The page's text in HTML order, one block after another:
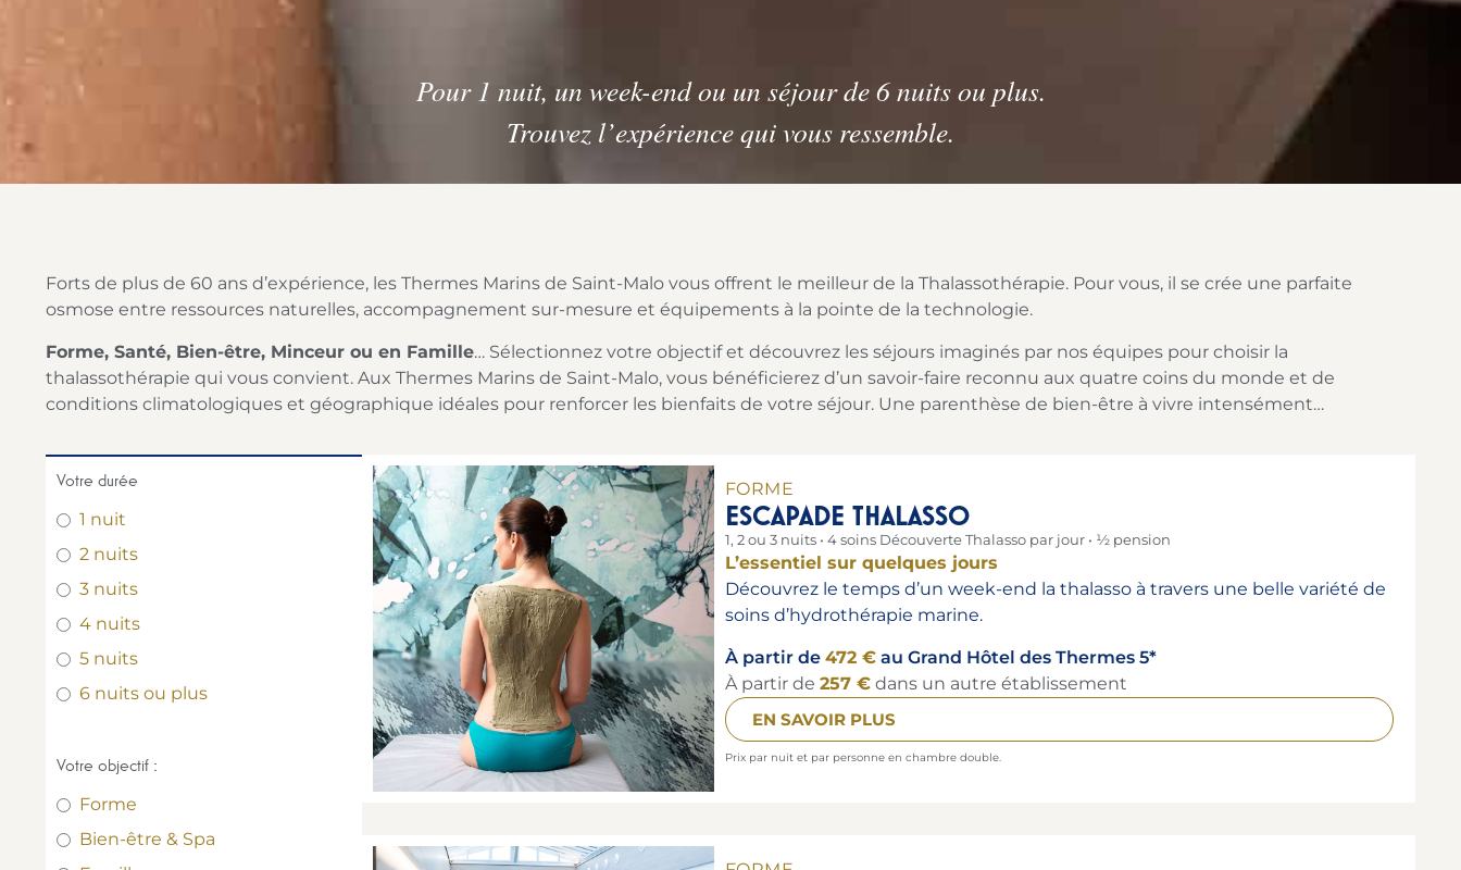
Pour 1 nuit, un week-end ou un séjour de 6 nuits ou plus.
Trouvez l’expérience qui vous ressemble.
Forts de plus de 60 ans d’expérience, les Thermes Marins de Saint-Malo vous offrent le meilleur de la Thalassothérapie. Pour vous, il se crée une parfaite
osmose entre ressources naturelles, accompagnement sur-mesure et équipements à la pointe de la technologie.
Forme, Santé, Bien-être, Minceur ou en Famille… Sélectionnez votre objectif et découvrez les séjours imaginés par nos équipes pour choisir la
thalassothérapie qui vous convient. Aux Thermes Marins de Saint-Malo, vous bénéficierez d’un savoir-faire reconnu aux quatre coins du monde et de
conditions climatologiques et géographique idéales pour renforcer les bienfaits de votre séjour. Une parenthèse de bien-être à vivre intensément…
Votre durée
1 nuit
2 nuits
3 nuits
4 nuits
5 nuits
6 nuits ou plus
Votre objectif :
Forme
Bien-être & Spa
FORME
ESCAPADE THALASSO
1, 2 ou 3 nuits • 4 soins Découverte Thalasso par jour • ½ pension
L’essentiel sur quelques jours
Découvrez le temps d’un week-end la thalasso à travers une belle variété de
soins d’hydrothérapie marine.
À partir de 472 €au Grand Hôtel des Thermes 5*
À partir de 257 €dans un autre établissement
EN SAVOIR PLUS
Prix par nuit et par personne en chambre double.